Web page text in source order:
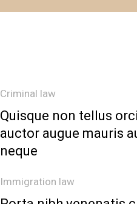
Criminal law
Quisque non tellus
auctor augue mauris
neque
Immigration law